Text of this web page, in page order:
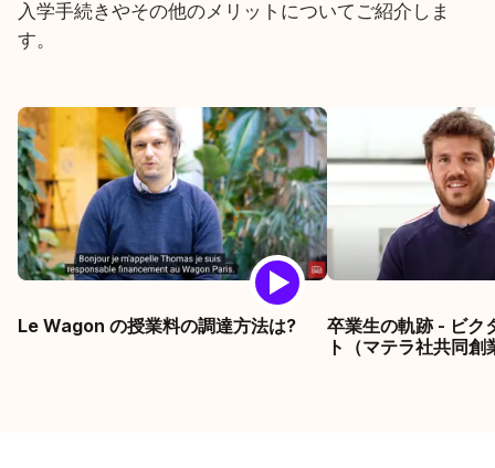
入学手続きやその他のメリットについてご紹介しま
す。
Le Wagon の授業料の調達方法は?
卒業生の軌跡 - ビク
ト（マテラ社共同